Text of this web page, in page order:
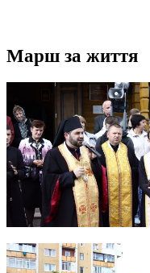
Марш за життя